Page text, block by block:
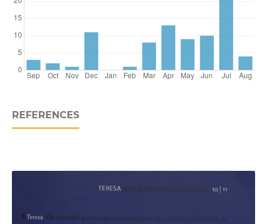
REFERENCES